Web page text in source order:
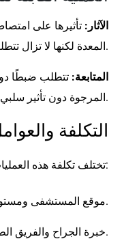
الآثار: تأثيرها على
المعدة لكنها لا تزال تتطلب الانتباه للنظام الغذائي.
المتابعة: تتطلب ضبطًا
المرجوة دون تأثير سلبي على الهضم.
التكلفة
تختلف تكلفة هذه العمليات بناءً على العديد من العوامل مثل:
موقع المستشفى ومستوى الخدمة.
خبرة الجراح والفريق الطبي.